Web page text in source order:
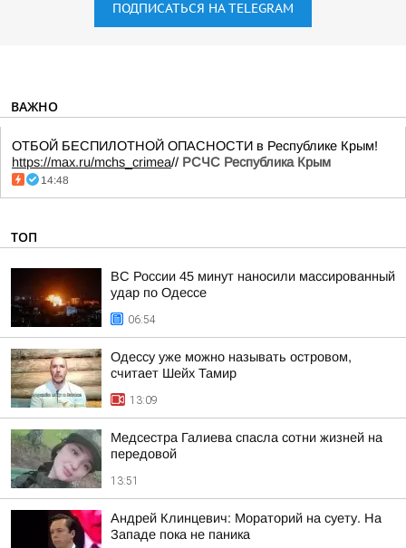
ПОДПИСАТЬСЯ НА TELEGRAM
ВАЖНО
ОТБОЙ БЕСПИЛОТНОЙ ОПАСНОСТИ в Республике Крым!
https://max.ru/mchs_crimea// РСЧС Республика Крым
14:48
ТОП
ВС России 45 минут наносили массированный
удар по Одессе
06:54
Одессу уже можно называть островом,
считает Шейх Тамир
13:09
Медсестра Галиева спасла сотни жизней на
передовой
13:51
Андрей Клинцевич: Мораторий на суету. На
Западе пока не паника